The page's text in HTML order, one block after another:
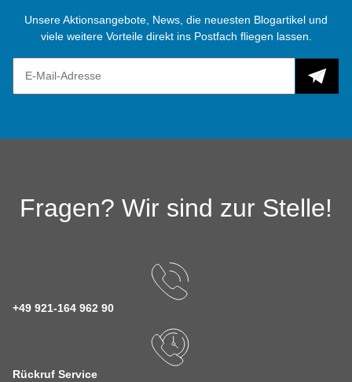
Unsere Aktionsangebote, News, die neuesten Blogartikel und
viele weitere Vorteile direkt ins Postfach fliegen lassen.
Fragen? Wir sind zur Stelle!
+49 921-164 962 90
Rückruf Service